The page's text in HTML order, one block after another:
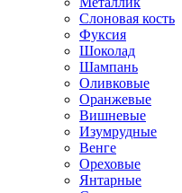
Слоновая кость
Фуксия
Шоколад
Шампань
Оливковые
Оранжевые
Вишневые
Изумрудные
Венге
Ореховые
Янтарные